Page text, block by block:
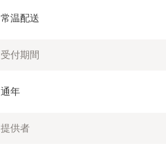
常温配送
受付期間
通年
提供者